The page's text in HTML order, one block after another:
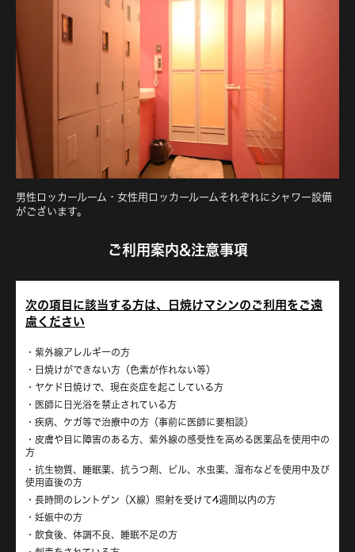
男性ロッカールーム・女性用ロッカールームそれぞれにシャワー設備
がございます。
ご利用案内&注意事項
次の項目に該当する方は、日焼けマシンのご利用をご遠
慮ください
紫外線アレルギーの方
日焼けができない方（色素が作れない等）
ヤケド日焼けで、現在炎症を起こしている方
医師に日光浴を禁止されている方
疾病、ケガ等で治療中の方（事前に医師に要相談）
皮膚や目に障害のある方、紫外線の感受性を高める医薬品を使用中の
方
抗生物質、睡眠薬、抗うつ剤、ピル、水虫薬、湿布などを使用中及び
使用直後の方
長時間のレントゲン（X線）照射を受けて4週間以内の方
妊娠中の方
飲食後、体調不良、睡眠不足の方